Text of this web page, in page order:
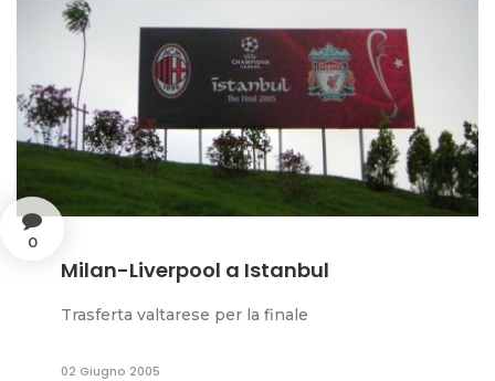
0
Milan-Liverpool a Istanbul
Trasferta valtarese per la finale
02 Giugno 2005